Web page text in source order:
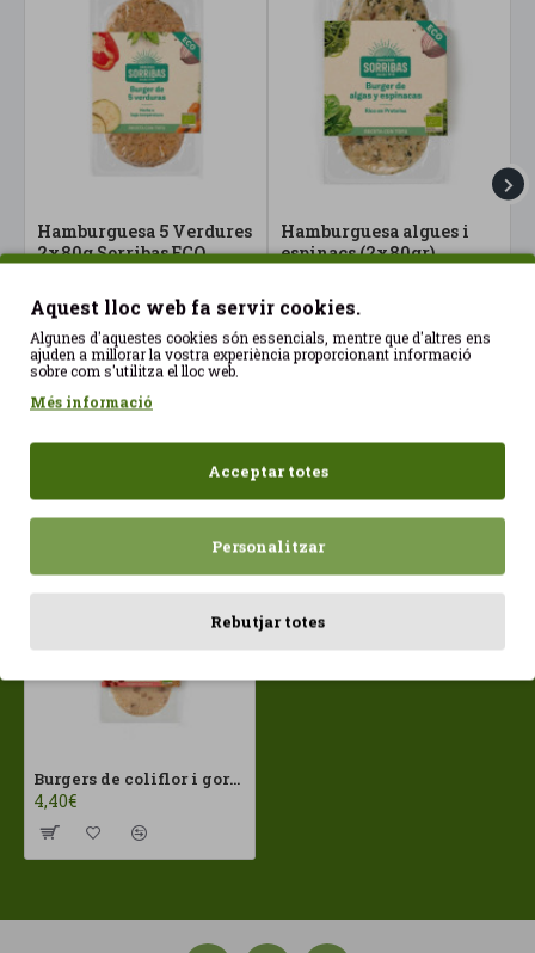
Hamburguesa 5 Verdures
2x80g Sorribas ECO
Hamburguesa algues i
espinacs (2x80gr)
4,32€
Vistos recentment
Burgers de coliflor i gorgonzola (2X80gr) Sorribas ECO
4,40€
Aquest lloc web fa servir cookies.
Algunes d'aquestes cookies són essencials, mentre que d'altres ens
ajuden a millorar la vostra experiència proporcionant informació
sobre com s'utilitza el lloc web.
Més informació
Acceptar totes
Personalitzar
Rebutjar totes